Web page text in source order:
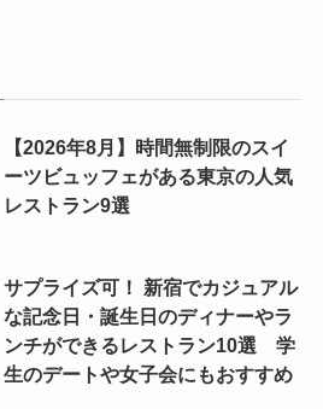
【2026年8月】時間無制限のスイ
ーツビュッフェがある東京の人気
レストラン9選
サプライズ可！ 新宿でカジュアル
な記念日・誕生日のディナーやラ
ンチができるレストラン10選 学
生のデートや女子会にもおすすめ